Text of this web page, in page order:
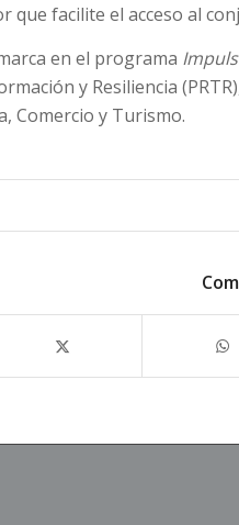
que facilite el acceso al
en el programa
y Resiliencia
Comercio y Turismo.